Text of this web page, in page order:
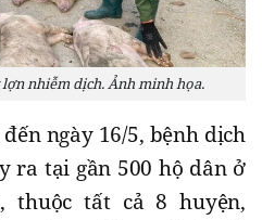
nhiễm dịch. Ảnh minh họa.
ngày 16/5, bệnh dịch
ra tại gần 500 hộ dân ở
thuộc tất cả 8 huyện,